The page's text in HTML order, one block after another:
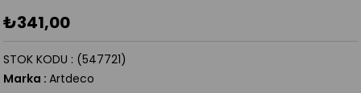
₺341,00
(547721)
STOK KODU
Marka : Artdeco